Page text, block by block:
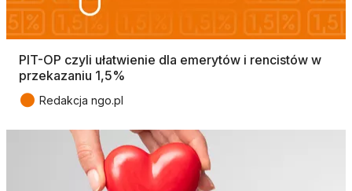
PIT-OP czyli ułatwienie dla emerytów i rencistów w
przekazaniu 1,5%
● Redakcja ngo.pl